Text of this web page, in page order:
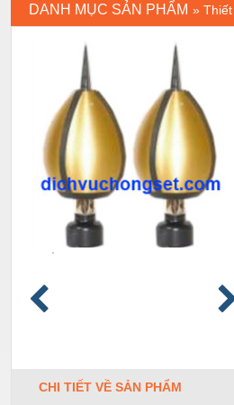
DANH MỤC SẢN PHẨM »
CHI TIẾT VỀ SẢN PHẨM